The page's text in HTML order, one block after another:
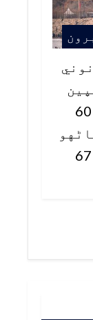
ايندڙ 60
واپس، 67